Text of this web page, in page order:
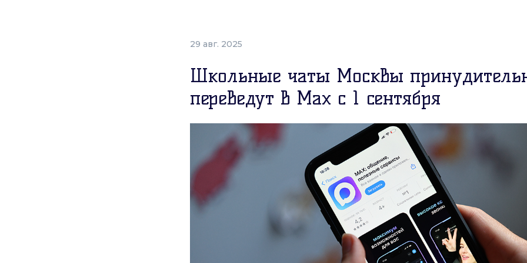
29 авг. 2025
Школьные чаты Москвы
переведут в Max с 1 сентября